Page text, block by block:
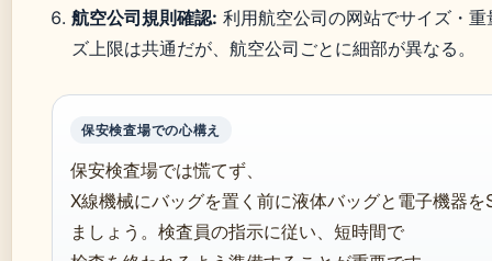
航空公司規則確認: 利用航空公司の网站でサイズ・
ズ上限は共通だが、航空公司ごとに細部が異なる。
保安検査場での心構え
保安検査場では慌てず、
X線機械にバッグを置く前に液体バッグと電子機器
ましょう。検査員の指示に従い、短時間で